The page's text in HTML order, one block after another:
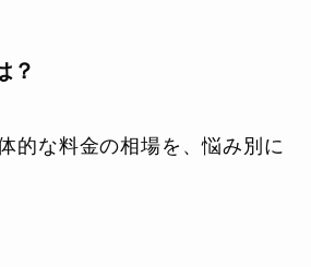
？
的な料金の相場を、悩み別に